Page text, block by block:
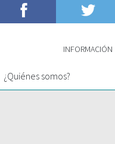
INFORMACIÓN
¿Quiénes somos?